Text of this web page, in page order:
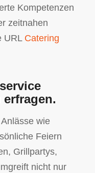
Kompetenzen
zeitnahen
URL Catering
erfragen.
wie
Feiern
Grillpartys,
nicht nur